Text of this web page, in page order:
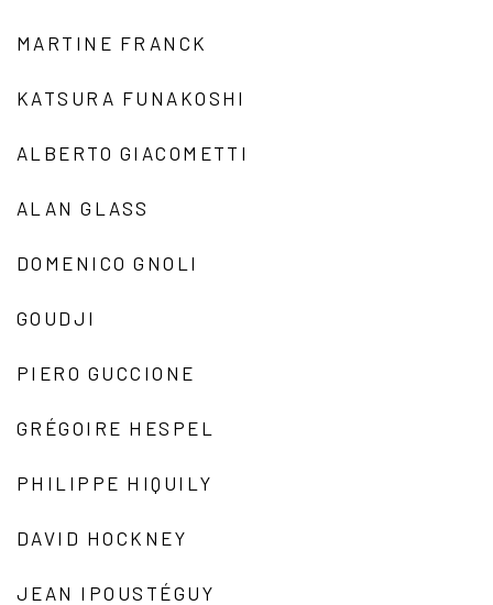
MARTINE FRANCK
KATSURA FUNAKOSHI
ALBERTO GIACOMETTI
ALAN GLASS
DOMENICO GNOLI
GOUDJI
PIERO GUCCIONE
GRÉGOIRE HESPEL
PHILIPPE HIQUILY
DAVID HOCKNEY
JEAN IPOUSTÉGUY